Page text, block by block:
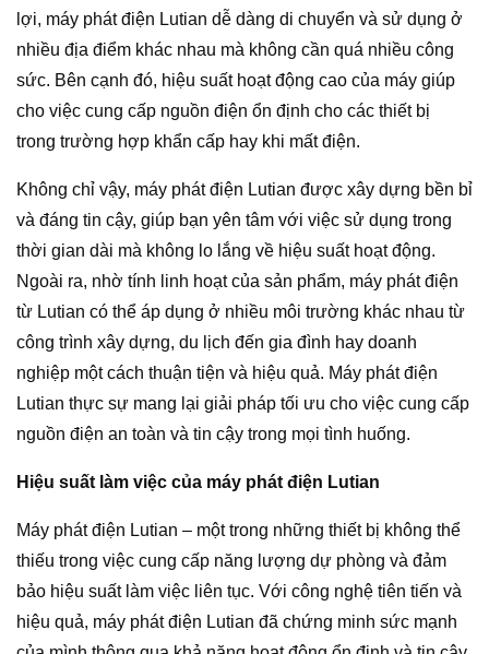
lợi, máy phát điện Lutian dễ dàng di chuyển và sử dụng ở
nhiều địa điểm khác nhau mà không cần quá nhiều công
sức. Bên cạnh đó, hiệu suất hoạt động cao của máy giúp
cho việc cung cấp nguồn điện ổn định cho các thiết bị
trong trường hợp khẩn cấp hay khi mất điện.
Không chỉ vậy, máy phát điện Lutian được xây dựng bền bỉ
và đáng tin cậy, giúp bạn yên tâm với việc sử dụng trong
thời gian dài mà không lo lắng về hiệu suất hoạt động.
Ngoài ra, nhờ tính linh hoạt của sản phẩm, máy phát điện
từ Lutian có thể áp dụng ở nhiều môi trường khác nhau từ
công trình xây dựng, du lịch đến gia đình hay doanh
nghiệp một cách thuận tiện và hiệu quả. Máy phát điện
Lutian thực sự mang lại giải pháp tối ưu cho việc cung cấp
nguồn điện an toàn và tin cậy trong mọi tình huống.
Hiệu suất làm việc của máy phát điện Lutian
Máy phát điện Lutian – một trong những thiết bị không thể
thiếu trong việc cung cấp năng lượng dự phòng và đảm
bảo hiệu suất làm việc liên tục. Với công nghệ tiên tiến và
hiệu quả, máy phát điện Lutian đã chứng minh sức mạnh